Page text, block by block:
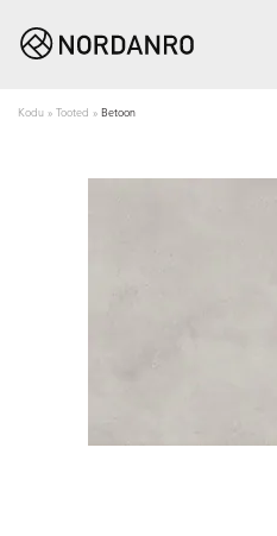
Kodu » Tooted » Betoon